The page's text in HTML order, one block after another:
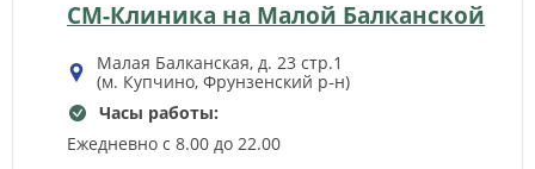
СМ-Клиника на Малой Балканской
Малая Балканская, д. 23 стр.1
(м. Купчино, Фрунзенский р‑н)
Часы работы:
Ежедневно с 8.00 до 22.00